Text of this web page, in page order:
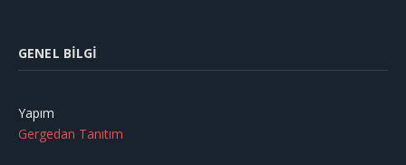
GENEL BILGI
Yapım
Gergedan Tanıtım